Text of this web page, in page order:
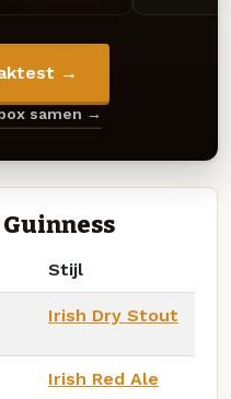
→
samen →
Stijl
Irish Dry Stout
Irish Red Ale